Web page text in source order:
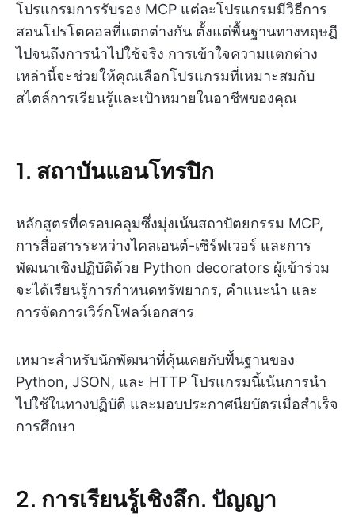
โปรแกรมการรับรอง MCP แต่ละโปรแกรมมีวิธีการ
สอนโปรโตคอลที่แตกต่างกัน ตั้งแต่พื้นฐานทางทฤษฎี
ไปจนถึงการนำไปใช้จริง การเข้าใจความแตกต่าง
เหล่านี้จะช่วยให้คุณเลือกโปรแกรมที่เหมาะสมกับ
สไตล์การเรียนรู้และเป้าหมายในอาชีพของคุณ
1. สถาบันแอนโทรปิก
หลักสูตรที่ครอบคลุมซึ่งมุ่งเน้นสถาปัตยกรรม MCP,
การสื่อสารระหว่างไคลเอนต์-เซิร์ฟเวอร์ และการ
พัฒนาเชิงปฏิบัติด้วย Python decorators ผู้เข้าร่วม
จะได้เรียนรู้การกำหนดทรัพยากร, คำแนะนำ และ
การจัดการเวิร์กโฟลว์เอกสาร
เหมาะสำหรับนักพัฒนาที่คุ้นเคยกับพื้นฐานของ
Python, JSON, และ HTTP โปรแกรมนี้เน้นการนำ
ไปใช้ในทางปฏิบัติ และมอบประกาศนียบัตรเมื่อสำเร็จ
การศึกษา
2. การเรียนรู้เชิงลึก. ปัญญา